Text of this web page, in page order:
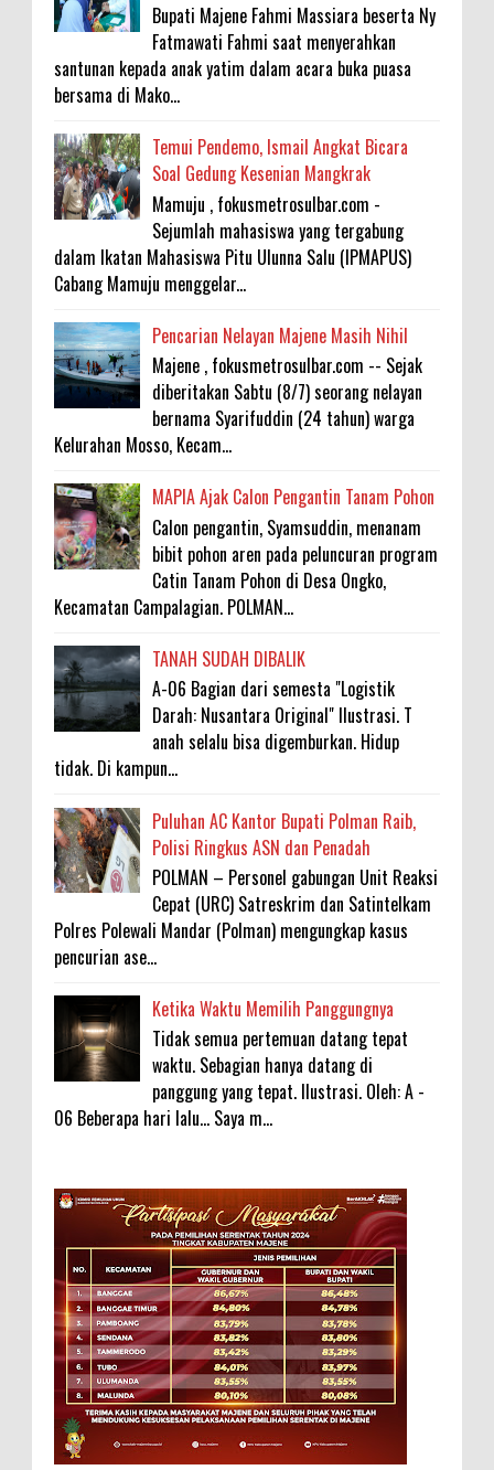
Bupati Majene Fahmi Massiara beserta Ny
Fatmawati Fahmi saat menyerahkan
santunan kepada anak yatim dalam acara buka puasa
bersama di Mako...
Temui Pendemo, Ismail Angkat Bicara
Soal Gedung Kesenian Mangkrak
Mamuju , fokusmetrosulbar.com -
Sejumlah mahasiswa yang tergabung
dalam Ikatan Mahasiswa Pitu Ulunna Salu (IPMAPUS)
Cabang Mamuju menggelar...
Pencarian Nelayan Majene Masih Nihil
Majene , fokusmetrosulbar.com -- Sejak
diberitakan Sabtu (8/7) seorang nelayan
bernama Syarifuddin (24 tahun) warga
Kelurahan Mosso, Kecam...
MAPIA Ajak Calon Pengantin Tanam Pohon
Calon pengantin, Syamsuddin, menanam
bibit pohon aren pada peluncuran program
Catin Tanam Pohon di Desa Ongko,
Kecamatan Campalagian. POLMAN...
TANAH SUDAH DIBALIK
A-06 Bagian dari semesta "Logistik
Darah: Nusantara Original" Ilustrasi. T
anah selalu bisa digemburkan. Hidup
tidak. Di kampun...
Puluhan AC Kantor Bupati Polman Raib,
Polisi Ringkus ASN dan Penadah
POLMAN – Personel gabungan Unit Reaksi
Cepat (URC) Satreskrim dan Satintelkam
Polres Polewali Mandar (Polman) mengungkap kasus
pencurian ase...
Ketika Waktu Memilih Panggungnya
Tidak semua pertemuan datang tepat
waktu. Sebagian hanya datang di
panggung yang tepat. Ilustrasi. Oleh: A -
06 Beberapa hari lalu... Saya m...